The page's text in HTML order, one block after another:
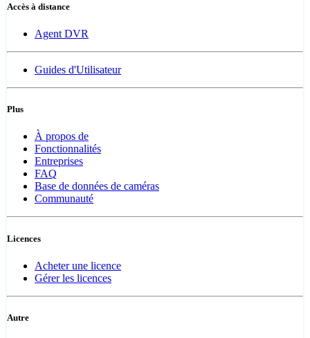
Accès à distance
Agent DVR
Guides d'Utilisateur
Plus
À propos de
Fonctionnalités
Entreprises
FAQ
Base de données de caméras
Communauté
Licences
Acheter une licence
Gérer les licences
Autre